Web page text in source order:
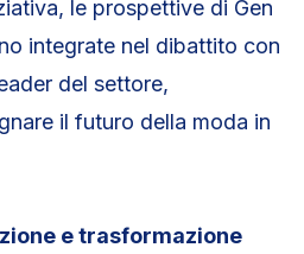
le prospettive di Gen
integrate nel dibattito con
del settore,
il futuro della moda in
e trasformazione